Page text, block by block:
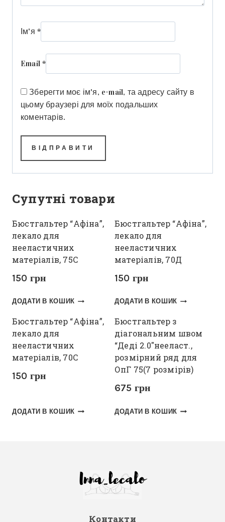
Ім'я *
Email*
Зберегти моє ім'я, e-mail, та адресу сайту в
цьому браузері для моїх подальших
коментарів.
Супутні товари
Бюстгальтер “Афіна”,
лекало для
нееластичних
матеріалів, 75С
150 грн
ДОДАТИ В КОШИК
Бюстгальтер “Афіна”,
лекало для
нееластичних
матеріалів, 70Д
150 грн
ДОДАТИ В КОШИК
Бюстгальтер “Афіна”,
лекало для
нееластичних
матеріалів, 70С
150 грн
ДОДАТИ В КОШИК
Бюстгальтер з
діагональним швом
“Деді 2.0″нееласт.,
розмірний ряд для
ОпГ 75(7 розмірів)
675 грн
ДОДАТИ В КОШИК
Контакти